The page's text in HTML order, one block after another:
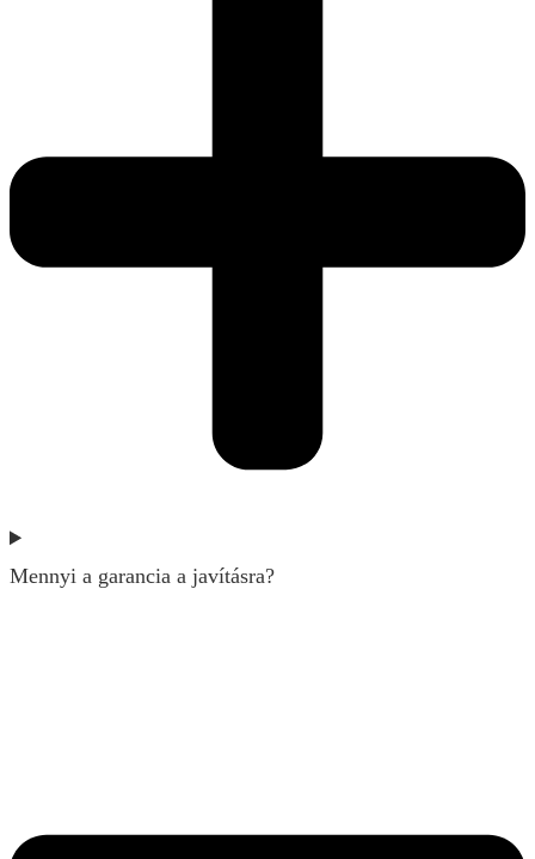
Mennyi a garancia a javításra?